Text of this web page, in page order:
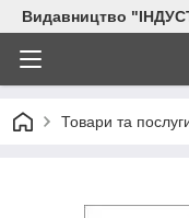
Видавництво
Товари та